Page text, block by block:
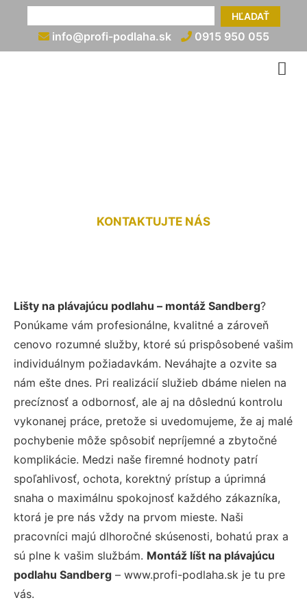
HĽADAŤ
info@profi-podlaha.sk 0915 950 055
KONTAKTUJTE NÁS
Lišty na plávajúcu podlahu – montáž Sandberg?
Ponúkame vám profesionálne, kvalitné a zároveň
cenovo rozumné služby, ktoré sú prispôsobené vašim
individuálnym požiadavkám. Neváhajte a ozvite sa
nám ešte dnes. Pri realizácií služieb dbáme nielen na
precíznosť a odbornosť, ale aj na dôslednú kontrolu
vykonanej práce, pretože si uvedomujeme, že aj malé
pochybenie môže spôsobiť nepríjemné a zbytočné
komplikácie. Medzi naše firemné hodnoty patrí
spoľahlivosť, ochota, korektný prístup a úprimná
snaha o maximálnu spokojnosť každého zákazníka,
ktorá je pre nás vždy na prvom mieste. Naši
pracovníci majú dlhoročné skúsenosti, bohatú prax a
sú plne k vašim službám. Montáž líšt na plávajúcu
podlahu Sandberg – www.profi-podlaha.sk je tu pre
vás.